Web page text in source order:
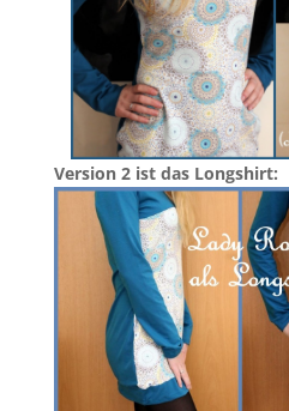
Version 2 ist das Longshirt: